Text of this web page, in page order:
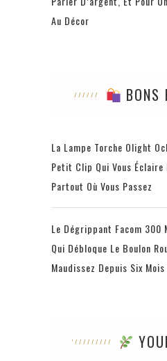
Au Décor
BONS
La Lampe Torche Olight
Petit Clip Qui Vous Éclaire
Partout Où Vous Passez
Le Dégrippant Facom 300
Qui Débloque Le Boulon
Maudissez Depuis Six Mois